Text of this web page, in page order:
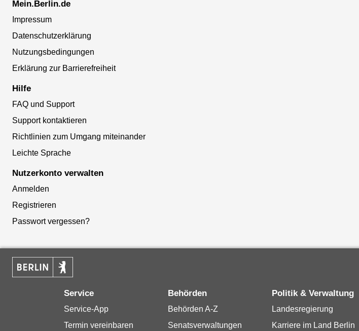
Mein.Berlin.de
Impressum
Datenschutzerklärung
Nutzungsbedingungen
Erklärung zur Barrierefreiheit
Hilfe
FAQ und Support
Support kontaktieren
Richtlinien zum Umgang miteinander
Leichte Sprache
Nutzerkonto verwalten
Anmelden
Registrieren
Passwort vergessen?
Service
Service-App
Termin vereinbaren
Behörden
Behörden A-Z
Senatsverwaltungen
Politik & Verwaltung
Landesregierung
Karriere im Land Berlin